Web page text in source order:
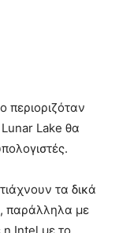
περιοριζόταν
Lake θα
τα δικά
παράλληλα με
η Intel με το